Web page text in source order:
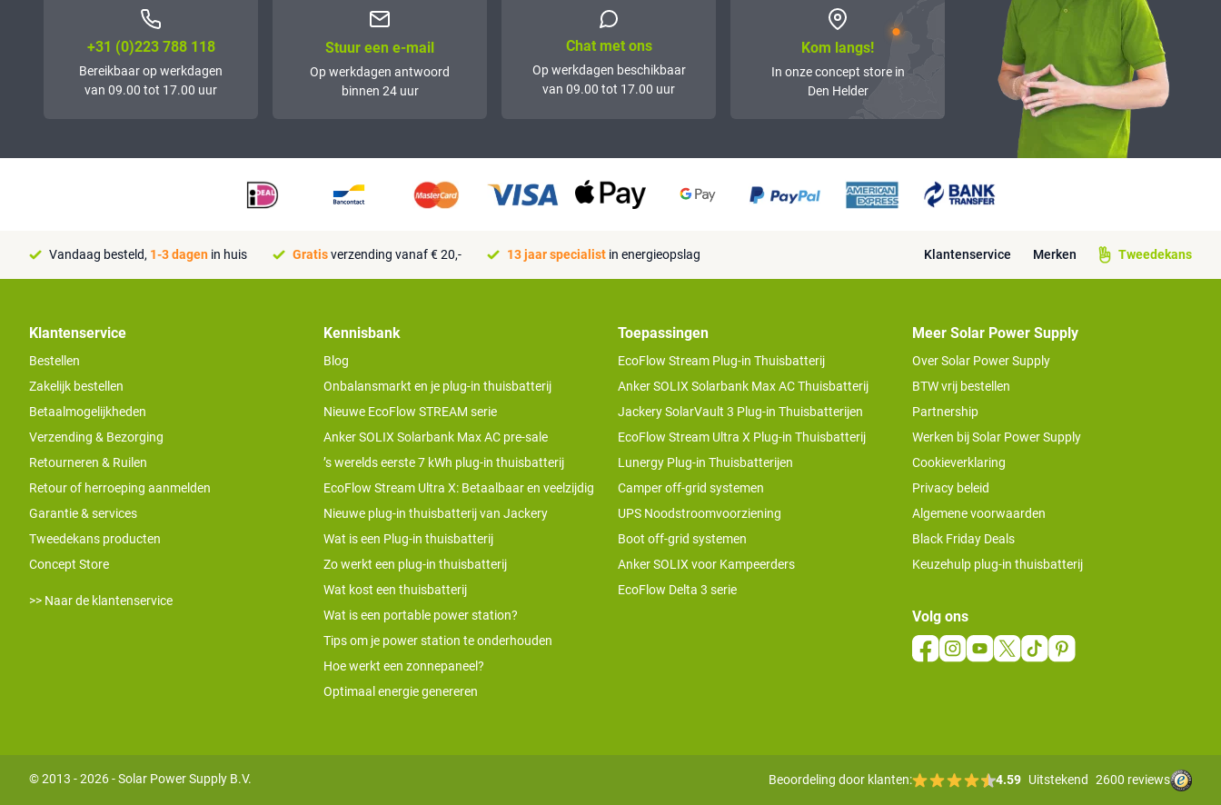
+31 (0)223 788 118
Bereikbaar op werkdagen
van 09.00 tot 17.00 uur
Stuur een e-mail
Op werkdagen antwoord
binnen 24 uur
Chat met ons
Op werkdagen beschikbaar
van 09.00 tot 17.00 uur
Kom langs!
In onze concept store in
Den Helder
Vandaag besteld, 1-3 dagen in huis Gratisverzending vanaf € 20,- 13 jaar specialist in energieopslag Klantenservice Merken Tweedekans
Klantenservice
Bestellen
Zakelijk bestellen
Betaalmogelijkheden
Verzending & Bezorging
Retourneren & Ruilen
Retour of herroeping aanmelden
Garantie & services
Tweedekans producten
Concept Store
>> Naar de klantenservice
Kennisbank
Blog
Onbalansmarkt en je plug-in thuisbatterij
Nieuwe EcoFlow STREAM serie
Anker SOLIX Solarbank Max AC pre-sale
’s werelds eerste 7 kWh plug-in thuisbatterij
EcoFlow Stream Ultra X: Betaalbaar en veelzijdig
Nieuwe plug-in thuisbatterij van Jackery
Wat is een Plug-in thuisbatterij
Zo werkt een plug-in thuisbatterij
Wat kost een thuisbatterij
Wat is een portable power station?
Tips om je power station te onderhouden
Hoe werkt een zonnepaneel?
Optimaal energie genereren
Toepassingen
EcoFlow Stream Plug-in Thuisbatterij
Anker SOLIX Solarbank Max AC Thuisbatterij
Jackery SolarVault 3 Plug-in Thuisbatterijen
EcoFlow Stream Ultra X Plug-in Thuisbatterij
Lunergy Plug-in Thuisbatterijen
Camper off-grid systemen
UPS Noodstroomvoorziening
Boot off-grid systemen
Anker SOLIX voor Kampeerders
EcoFlow Delta 3 serie
Meer Solar Power Supply
Over Solar Power Supply
BTW vrij bestellen
Partnership
Werken bij Solar Power Supply
Cookieverklaring
Privacy beleid
Algemene voorwaarden
Black Friday Deals
Keuzehulp plug-in thuisbatterij
Volg ons
© 2013 - 2026 - Solar Power Supply B.V. Beoordeling door klanten: 4.59 Uitstekend 2600 reviews